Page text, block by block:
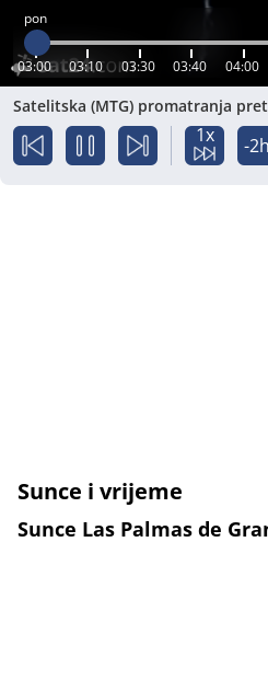
pon
03:00 03:10 03:30 03:40 04:00
Satelitska (MTG) promatranja
1x -2h
Sunce i vrijeme
Sunce Las Palmas de